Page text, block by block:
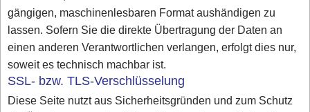
gängigen, maschinenlesbaren Format aushändigen zu
lassen. Sofern Sie die direkte Übertragung der Daten an
einen anderen Verantwortlichen verlangen, erfolgt dies nur,
soweit es technisch machbar ist.
SSL- bzw. TLS-Verschlüsselung
Diese Seite nutzt aus Sicherheitsgründen und zum Schutz